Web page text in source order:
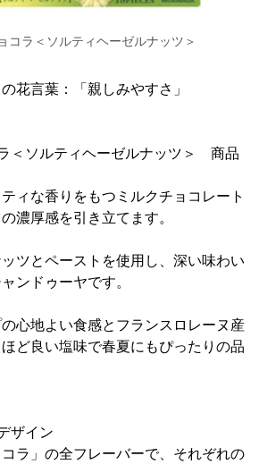
コラ＜ソルティヘーゼルナッツ＞
花言葉：「親しみやすさ」
＜ソルティヘーゼルナッツ＞ 商品
ィな香りをもつミルクチョコレート
濃厚感を引き立てます。
ッツとペーストを使用し、深い味わい
ンドゥーヤです。
の心地よい食感とフランスロレーヌ産
ど良い塩味で春夏にもぴったりの品
ザイン
コラ」の全フレーバーで、それぞれの